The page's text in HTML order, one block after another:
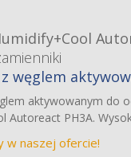
z węglem
aktywowanym do
Autoreact PH3A.
w naszej ofercie!